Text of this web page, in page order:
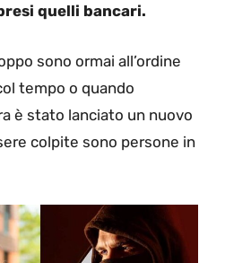
quelli bancari.
sono ormai all’ordine
tempo o quando
è stato lanciato un nuovo
colpite sono persone in